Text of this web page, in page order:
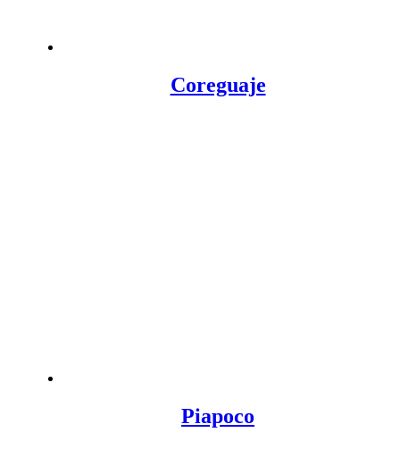
Coreguaje
Piapoco